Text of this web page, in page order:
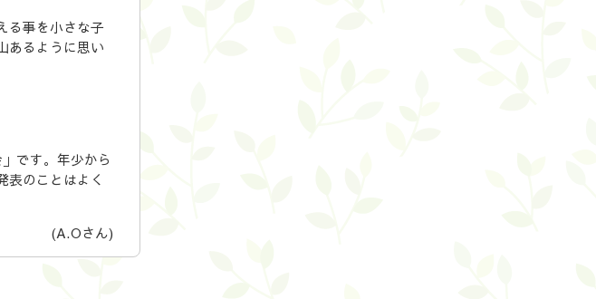
る事を小さな子
あるように思い
です。年少から
表のことはよく
(A.Oさん)